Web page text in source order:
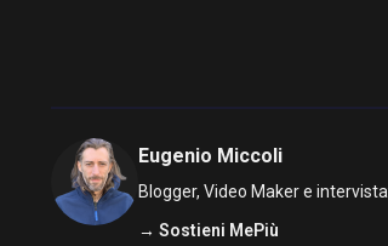
Eugenio Miccoli
Blogger, Video Maker e
→ Sostieni MePiù